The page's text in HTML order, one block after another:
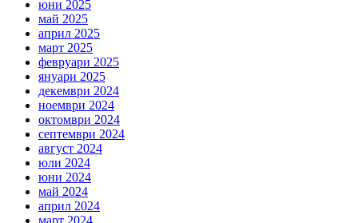
юни 2025
май 2025
април 2025
март 2025
февруари 2025
януари 2025
декември 2024
ноември 2024
октомври 2024
септември 2024
август 2024
юли 2024
юни 2024
май 2024
април 2024
март 2024